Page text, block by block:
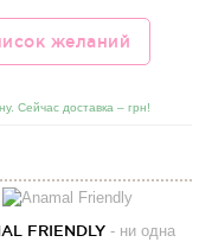
желаний
Сейчас доставка – грн!
FRIENDLY- ни одна